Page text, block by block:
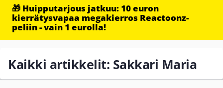
🎁 Huipputarjous jatkuu: 10 euron
kierrätysvapaa megakierros Reactoonz-
peliin - vain 1 eurolla!
Kaikki artikkelit: Sakkari Maria